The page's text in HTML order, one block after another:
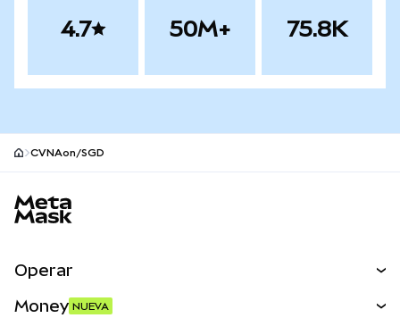
4.7 50M+ 75.8K
CVNAon/SGD
Operar
Money NUEVA